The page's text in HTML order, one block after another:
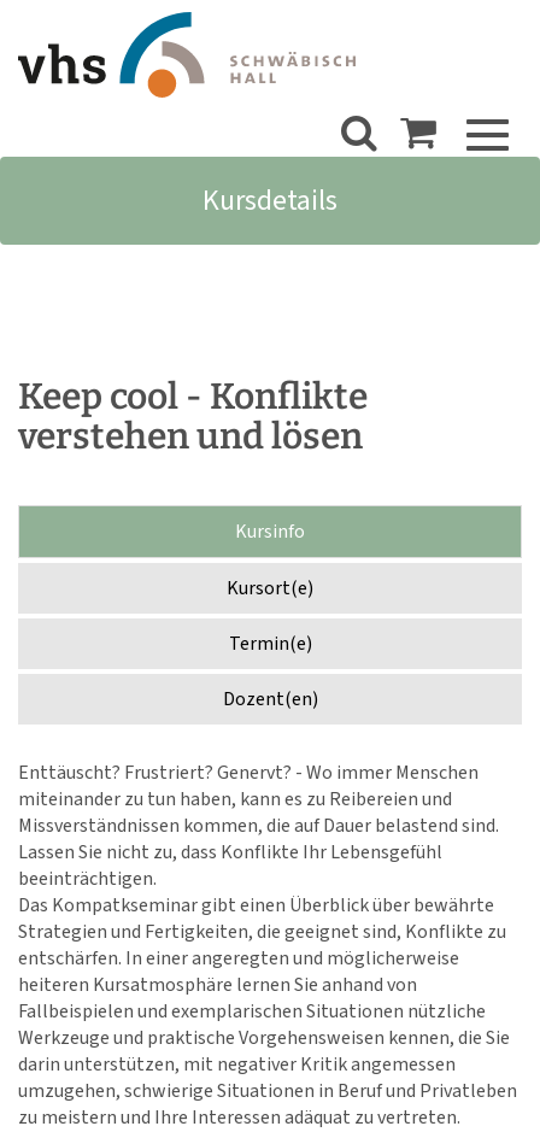
Kursdetails
Keep cool - Konflikte
verstehen und lösen
Kursinfo
Kursort(e)
Termin(e)
Dozent(en)
Enttäuscht? Frustriert? Genervt? - Wo immer Menschen
miteinander zu tun haben, kann es zu Reibereien und
Missverständnissen kommen, die auf Dauer belastend sind.
Lassen Sie nicht zu, dass Konflikte Ihr Lebensgefühl
beeinträchtigen.
Das Kompatkseminar gibt einen Überblick über bewährte
Strategien und Fertigkeiten, die geeignet sind, Konflikte zu
entschärfen. In einer angeregten und möglicherweise
heiteren Kursatmosphäre lernen Sie anhand von
Fallbeispielen und exemplarischen Situationen nützliche
Werkzeuge und praktische Vorgehensweisen kennen, die Sie
darin unterstützen, mit negativer Kritik angemessen
umzugehen, schwierige Situationen in Beruf und Privatleben
zu meistern und Ihre Interessen adäquat zu vertreten.